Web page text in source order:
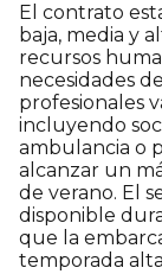
El contrato
baja, media y
recursos
necesidades
profesionales
incluyendo
ambulancia o
alcanzar un
de verano. El
disponible
que la
temporada